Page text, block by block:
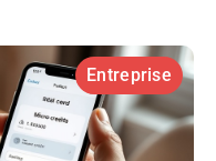
Entreprise